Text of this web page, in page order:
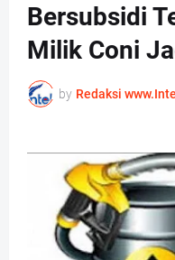
Bersubsidi
Milik Coni
by Redaksi